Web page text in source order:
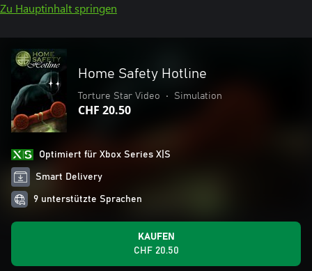
Zu Hauptinhalt springen
Home Safety Hotline
Torture Star Video • Simulation
CHF 20.50
Optimiert für Xbox Series X|S
Smart Delivery
9 unterstützte Sprachen
KAUFEN
CHF 20.50